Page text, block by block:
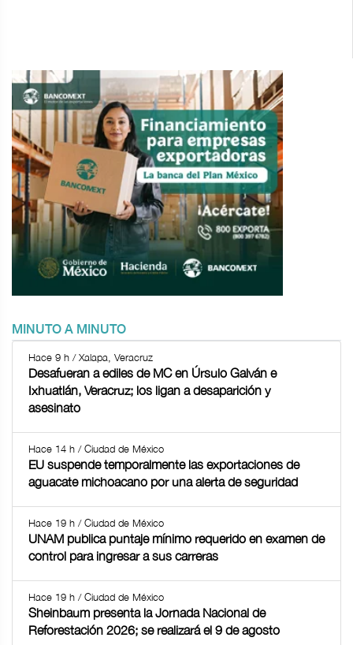
MINUTO A MINUTO
Hace 9 h / Xalapa, Veracruz
Desafueran a ediles de MC en Úrsulo Galván e
Ixhuatlán, Veracruz; los ligan a desaparición y
asesinato
Hace 14 h / Ciudad de México
EU suspende temporalmente las exportaciones de
aguacate michoacano por una alerta de seguridad
Hace 19 h / Ciudad de México
UNAM publica puntaje mínimo requerido en examen de
control para ingresar a sus carreras
Hace 19 h / Ciudad de México
Sheinbaum presenta la Jornada Nacional de
Reforestación 2026; se realizará el 9 de agosto